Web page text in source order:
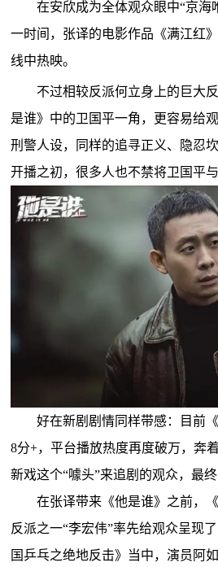
在安欣成为全体观众眼中“京海
一时间，张译的电影作品《满江红
线中热映。
不过相较反派何立身上的巨大
是谁》中的卫国平一角，更容易给
刑警人设，同样的追寻正义、隐忍
开播之初，很多人也不禁将卫国平
好在新剧剧情同样带感：目前
8分+，平台播放热度再度破万，奔
新戏这个“噱头”来追剧的观众，最
在张译带来《他是谁》之前，
反派之一“李宏伟”率先给观众呈现
国乒乓之绝地反击》当中，演员阿